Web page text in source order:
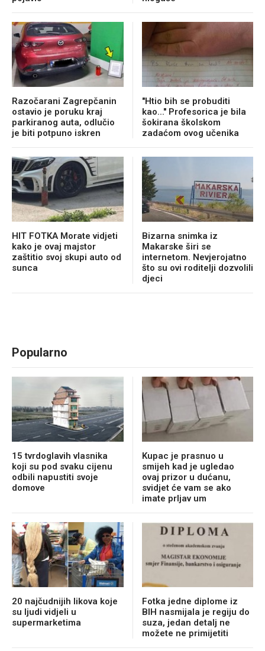
Razočarani Zagrepčanin
ostavio je poruku kraj
parkiranog auta, odlučio
je biti potpuno iskren
"Htio bih se probuditi
kao..." Profesorica je bila
šokirana školskom
zadaćom ovog učenika
HIT FOTKA Morate vidjeti
kako je ovaj majstor
zaštitio svoj skupi auto od
sunca
Bizarna snimka iz
Makarske širi se
internetom. Nevjerojatno
što su ovi roditelji dozvolili
djeci
Popularno
15 tvrdoglavih vlasnika
koji su pod svaku cijenu
odbili napustiti svoje
domove
Kupac je prasnuo u
smijeh kad je ugledao
ovaj prizor u dućanu,
svidjet će vam se ako
imate prljav um
20 najčudnijih likova koje
su ljudi vidjeli u
supermarketima
Fotka jedne diplome iz
BIH nasmijala je regiju do
suza, jedan detalj ne
možete ne primijetiti